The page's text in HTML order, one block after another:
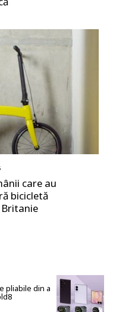
care au
bicicletă
pliabile din a